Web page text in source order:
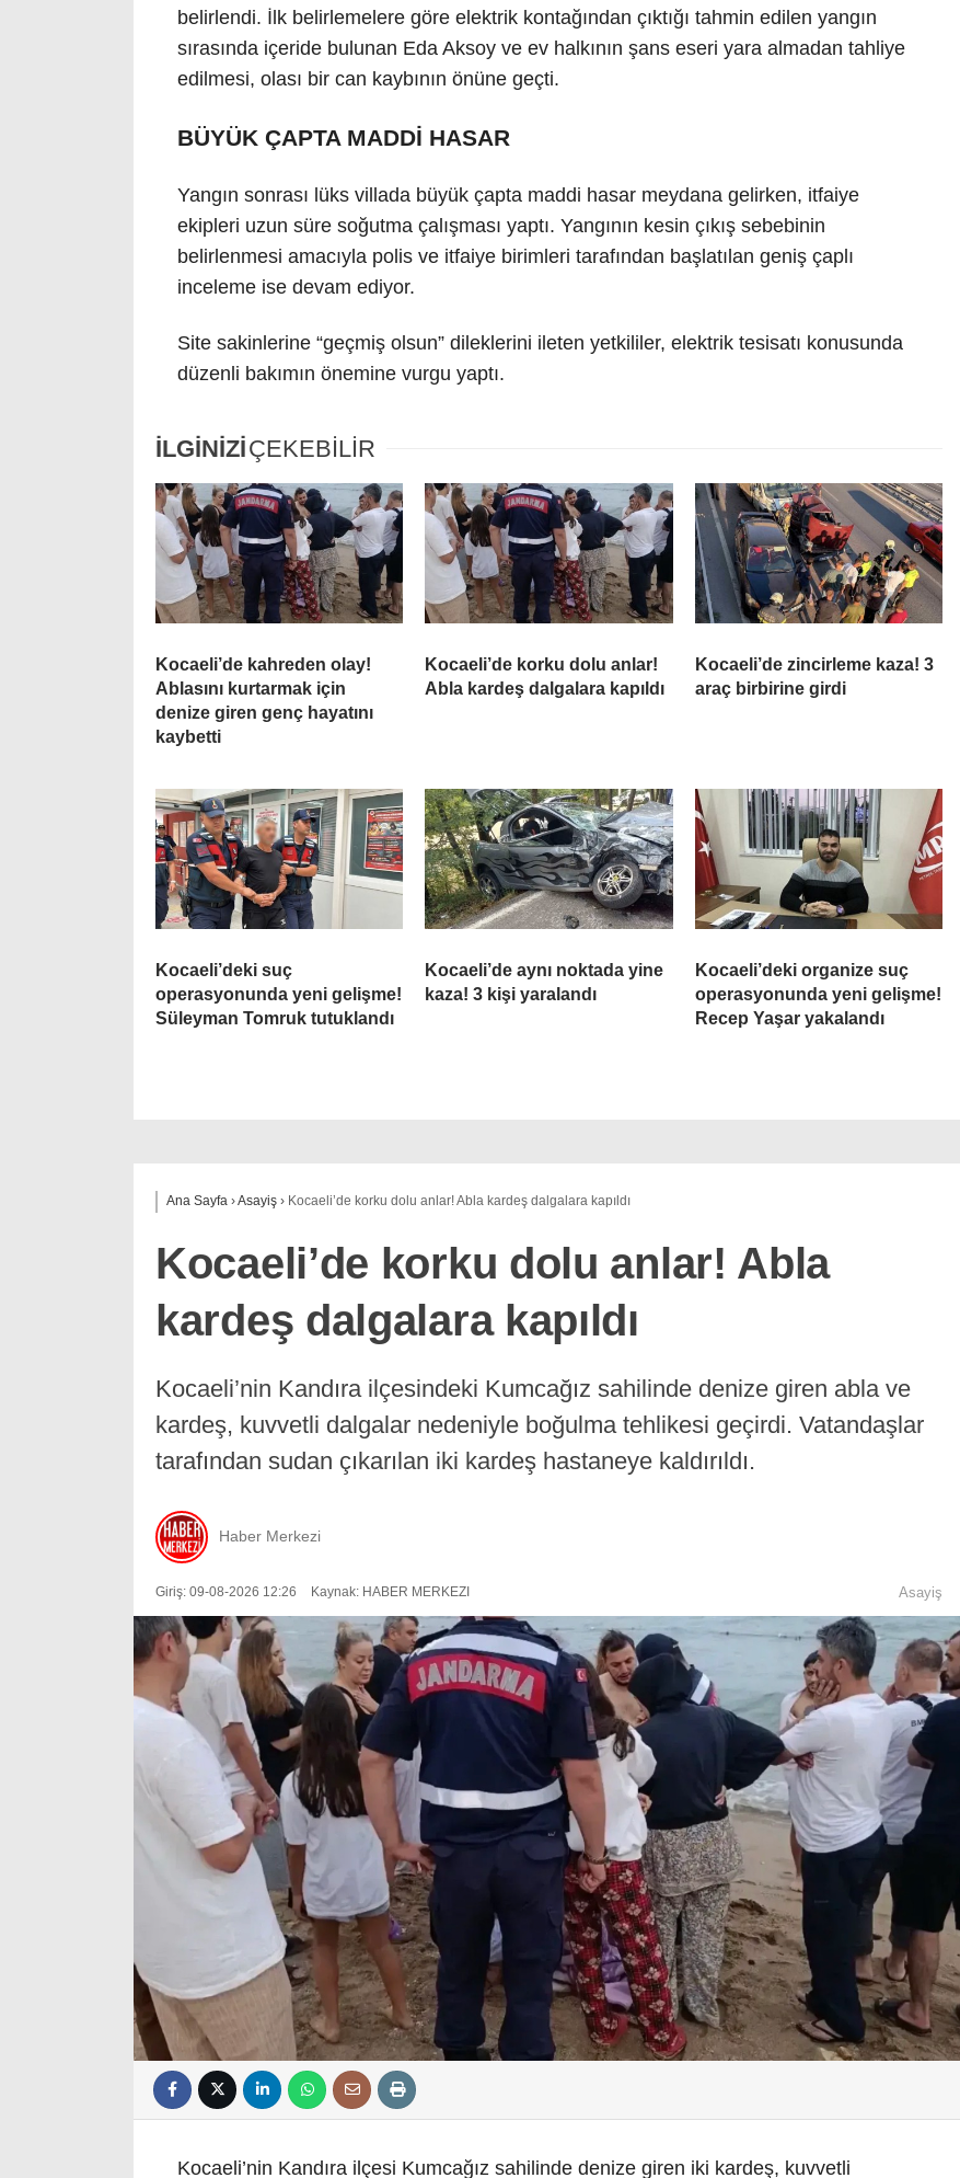
belirlendi. İlk belirlemelere göre elektrik kontağından çıktığı tahmin edilen yangın
sırasında içeride bulunan Eda Aksoy ve ev halkının şans eseri yara almadan tahliye
edilmesi, olası bir can kaybının önüne geçti.
BÜYÜK ÇAPTA MADDİ HASAR
Yangın sonrası lüks villada büyük çapta maddi hasar meydana gelirken, itfaiye
ekipleri uzun süre soğutma çalışması yaptı. Yangının kesin çıkış sebebinin
belirlenmesi amacıyla polis ve itfaiye birimleri tarafından başlatılan geniş çaplı
inceleme ise devam ediyor.
Site sakinlerine “geçmiş olsun” dileklerini ileten yetkililer, elektrik tesisatı konusunda
düzenli bakımın önemine vurgu yaptı.
İLGİNİZİÇEKEBİLİR
Kocaeli’de kahreden olay!
Ablasını kurtarmak için
denize giren genç hayatını
kaybetti
Kocaeli’de korku dolu anlar!
Abla kardeş dalgalara kapıldı
Kocaeli’de zincirleme kaza! 3
araç birbirine girdi
Kocaeli’deki suç
operasyonunda yeni gelişme!
Süleyman Tomruk tutuklandı
Kocaeli’de aynı noktada yine
kaza! 3 kişi yaralandı
Kocaeli’deki organize suç
operasyonunda yeni gelişme!
Recep Yaşar yakalandı
Ana Sayfa ›Asayiş › Kocaeli’de korku dolu anlar! Abla kardeş dalgalara kapıldı
Kocaeli’de korku dolu anlar! Abla
kardeş dalgalara kapıldı
Kocaeli’nin Kandıra ilçesindeki Kumcağız sahilinde denize giren abla ve
kardeş, kuvvetli dalgalar nedeniyle boğulma tehlikesi geçirdi. Vatandaşlar
tarafından sudan çıkarılan iki kardeş hastaneye kaldırıldı.
Haber Merkezi
Giriş: 09-08-2026 12:26 Kaynak: HABER MERKEZI Asayiş
Kocaeli’nin Kandıra ilçesi Kumcağız sahilinde denize giren iki kardeş, kuvvetli